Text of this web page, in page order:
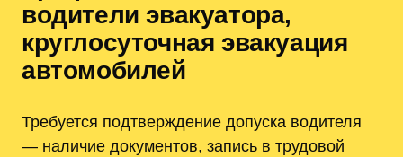
водители эвакуатора,
круглосуточная эвакуация
автомобилей
Требуется подтверждение допуска водителя
— наличие документов, запись в трудовой